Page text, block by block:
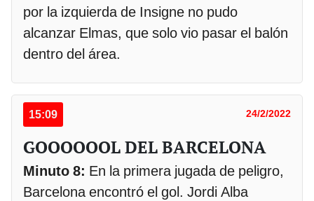
por la izquierda de Insigne no pudo
alcanzar Elmas, que solo vio pasar el balón
dentro del área.
15:09 24/2/2022
GOOOOOOL DEL BARCELONA
Minuto 8: En la primera jugada de peligro,
Barcelona encontró el gol. Jordi Alba